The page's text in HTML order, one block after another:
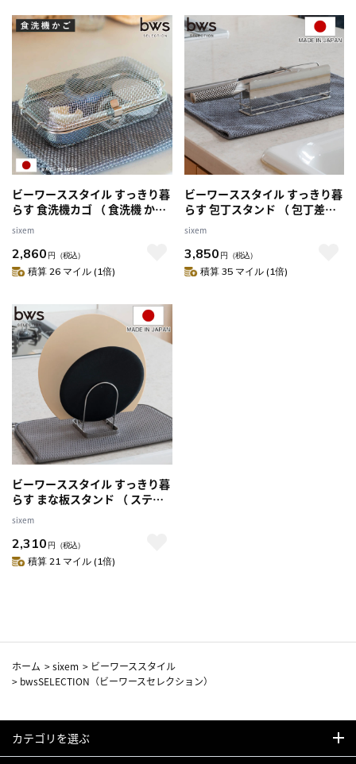
ビーワーススタイル すっきり暮
らす 食洗機カゴ （ 食洗機 かご
水切り 食洗機用小物カゴ 小物
ュかご 小物洗い お弁当用品 カ
トラリー パッキン ピック シリ
sixem
2,860 円 （税込）
積算 26 マイル (1倍)
ビーワーススタイル すっきり暮
らす 包丁スタンド （ 包丁差し
包丁ホルダー 包丁立て 日本製
ょう立て 横置き 燕三条産 オー
ルステンレス 収納 包丁収納 ナ
sixem
3,850 円 （税込）
積算 35 マイル (1倍)
ビーワーススタイル すっきり暮
らす まな板スタンド （ ステン
レス まな板立て まないた立て
日本製 水切り 鍋蓋スタンド 食
洗機対応 まな板ラック まな板
置き まな板 俎板 まないた 立て
sixem
2,310 円 （税込）
積算 21 マイル (1倍)
ホーム >sixem > ビーワーススタイル
> bwsSELECTION（ビーワースセレクション）
カテゴリを選ぶ